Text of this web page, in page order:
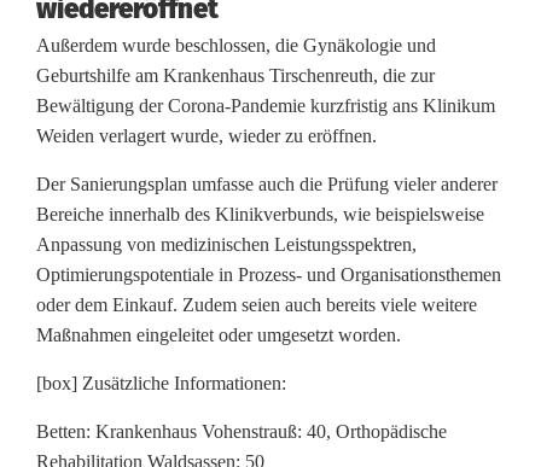
wiedereröffnet
Außerdem wurde beschlossen, die Gynäkologie und
Geburtshilfe am Krankenhaus Tirschenreuth, die zur
Bewältigung der Corona-Pandemie kurzfristig ans Klinikum
Weiden verlagert wurde, wieder zu eröffnen.
Der Sanierungsplan umfasse auch die Prüfung vieler anderer
Bereiche innerhalb des Klinikverbunds, wie beispielsweise
Anpassung von medizinischen Leistungsspektren,
Optimierungspotentiale in Prozess- und Organisationsthemen
oder dem Einkauf. Zudem seien auch bereits viele weitere
Maßnahmen eingeleitet oder umgesetzt worden.
[box] Zusätzliche Informationen:
Betten: Krankenhaus Vohenstrauß: 40, Orthopädische
Rehabilitation Waldsassen: 50